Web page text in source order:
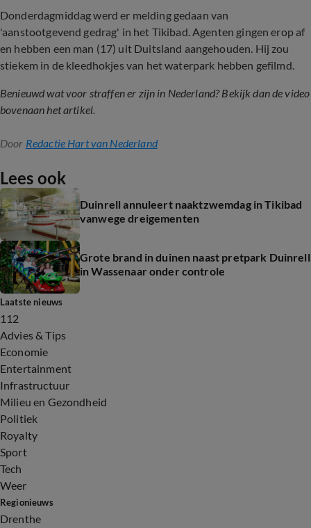
Donderdagmiddagwerd er melding gedaan van
'aanstootgevend gedrag' in het Tikibad. Agenten gingen erop af
en hebben een man (17) uit Duitsland aangehouden. Hij zou
stiekem in de kleedhokjes van het waterpark hebben gefilmd.
Benieuwd wat voor straffen er zijn in Nederland? Bekijk dan de video
bovenaan het artikel.
Door Redactie Hart van Nederland
Lees ook
Duinrell annuleert naaktzwemdag in Tikibad
vanwege dreigementen
Grote brand in duinen naast pretpark Duinrell
in Wassenaar onder controle
Laatste nieuws
112
Advies & Tips
Economie
Entertainment
Infrastructuur
Milieu en Gezondheid
Politiek
Royalty
Sport
Tech
Weer
Regionieuws
Drenthe